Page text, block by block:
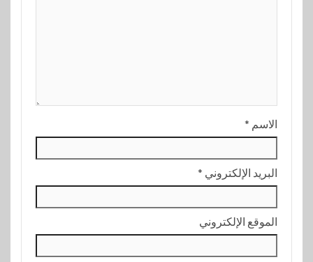
الاسم *
البريد الإلكتروني *
الموقع الإلكتروني